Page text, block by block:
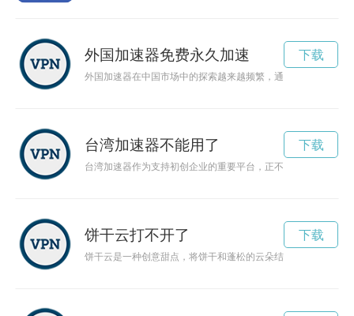
外国加速器免费永久加速
外国加速器在中国市场中的探索越来越频繁，通过与国内企业
下载
台湾加速器不能用了
台湾加速器作为支持初创企业的重要平台，正不断激发初创企
下载
饼干云打不开了
饼干云是一种创意甜点，将饼干和蓬松的云朵结合在一起，口
下载